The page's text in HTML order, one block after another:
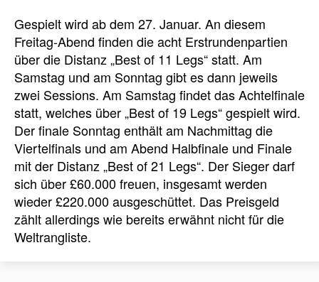
Gespielt wird ab dem 27. Januar. An diesem
Freitag-Abend finden die acht Erstrundenpartien
über die Distanz „Best of 11 Legs“ statt. Am
Samstag und am Sonntag gibt es dann jeweils
zwei Sessions. Am Samstag findet das Achtelfinale
statt, welches über „Best of 19 Legs“ gespielt wird.
Der finale Sonntag enthält am Nachmittag die
Viertelfinals und am Abend Halbfinale und Finale
mit der Distanz „Best of 21 Legs“. Der Sieger darf
sich über £60.000 freuen, insgesamt werden
wieder £220.000 ausgeschüttet. Das Preisgeld
zählt allerdings wie bereits erwähnt nicht für die
Weltrangliste.